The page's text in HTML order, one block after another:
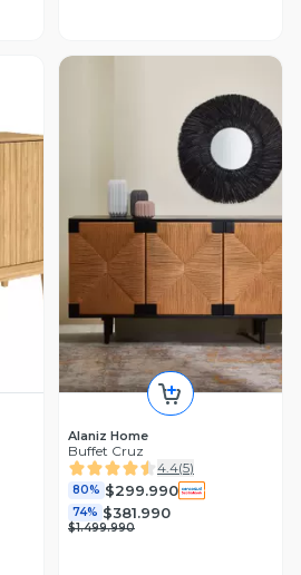
Alaniz Home
Buffet Cruz
4.4(5)
80% $299.990
74% $381.990
$1.499.990